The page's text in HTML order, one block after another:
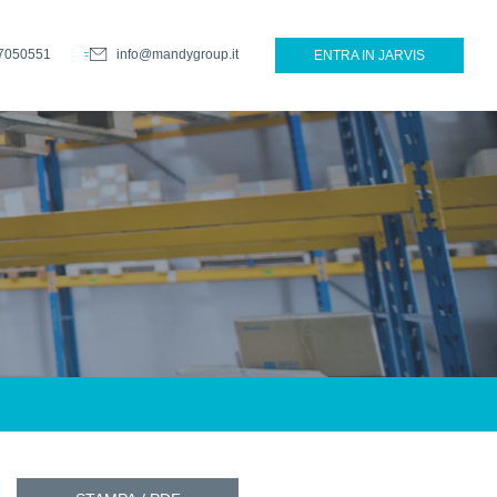
info@mandygroup.it ENTRA IN JARVIS